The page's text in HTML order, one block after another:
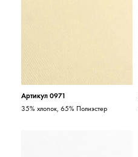
Артикул 0971
35% хлопок, 65% Полиэстер